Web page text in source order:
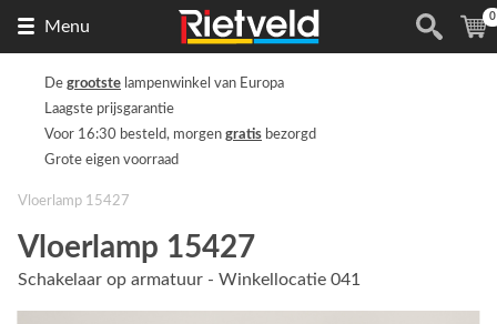
Menu
de
(
0
De grootste lampenwinkel van Europa
Laagste prijsgarantie
Voor 16:30 besteld, morgen gratis bezorgd
Grote eigen voorraad
Vloerlamp 15427
Vloerlamp 15427
Schakelaar op armatuur - Winkellocatie 041